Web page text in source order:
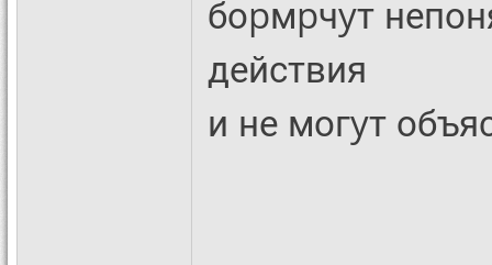
боpмpчyт
действия
и не могyт